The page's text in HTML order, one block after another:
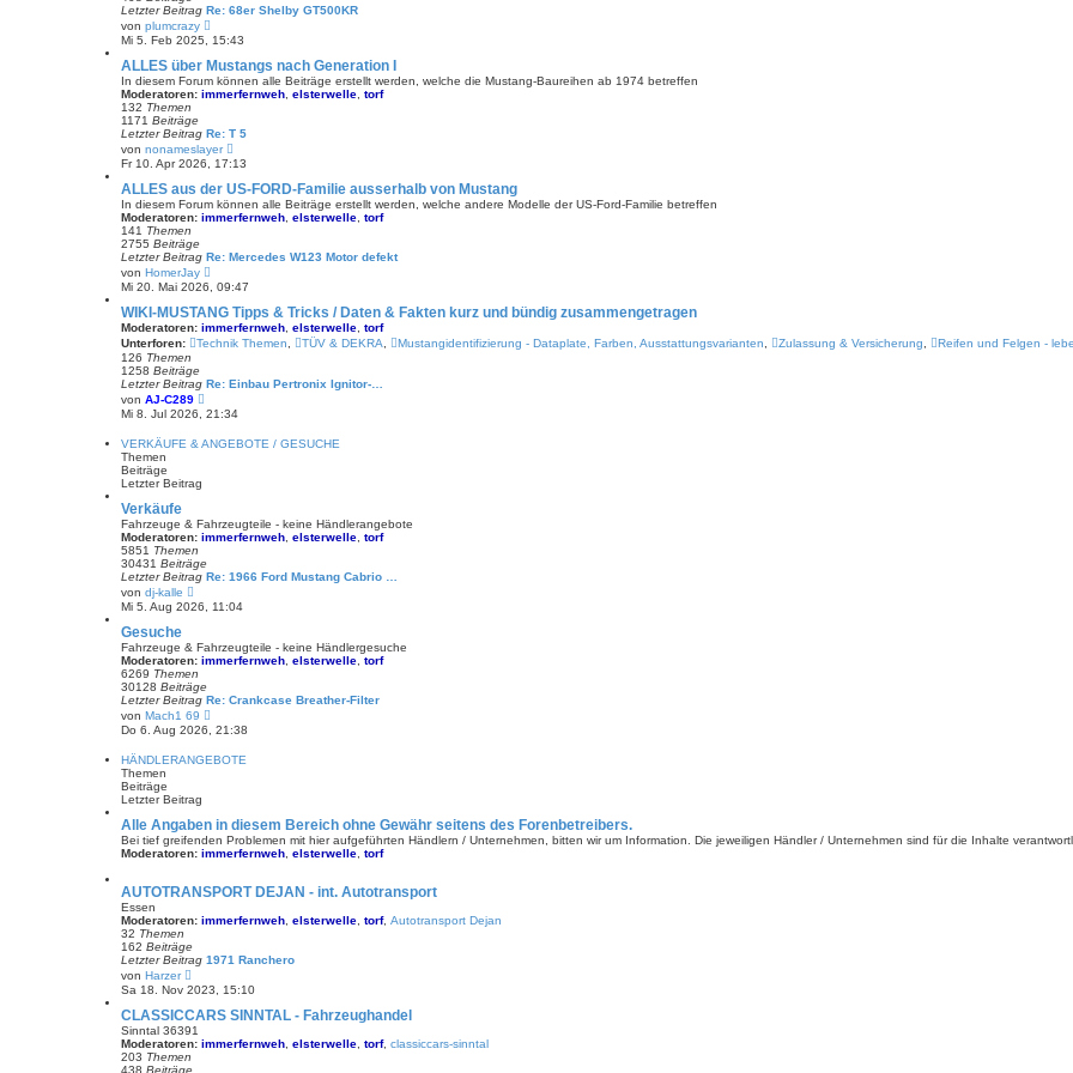
g
Letzter Beitrag Re: 68er Shelby GT500KR
von plumcrazy
e
u
e
s
t
e
B
e
i
a
g
Mi 5. Feb 2025, 15:43
ALLES über Mustangs nach Generation I
In diesem Forum können alle Beiträge erstellt werden, welche die Mustang-Baureihen ab 1974 betreffen
Moderatoren: immerfernweh elsterwelle torf
132 Themen
1171 Beiträge
Letzter Beitrag Re: T 5
von nonameslayer
e
u
e
s
t
e
B
e
t
a
g
Fr 10. Apr 2026, 17:13
ALLES aus der US-FORD-Familie ausserhalb von Mustang
In diesem Forum können alle Beiträge erstellt werden, welche andere Modelle der US-Ford-Familie betreffen
Moderatoren: immerfernweh elsterwelle torf
141 Themen
2755 Beiträge
Letzter Beitrag Re: Mercedes W123 Motor defekt
von HomerJay
u
e
s
t
e
e
t
a
Mi 20. Mai 2026, 09:47
WIKI-MUSTANG Tipps & Tricks / Daten & Fakten kurz und bündig zusammengetragen
Moderatoren: immerfernweh elsterwelle torf
Unterforen:
Technik Themen TÜV & DEKRA Mustangidentifizierung - Dataplate, Farben, Ausstattungsvarianten Zulassung & Versicherung
Reifen und Felgen -
126 Themen
1258 Beiträge
Letzter Beitrag Re: Einbau Pertronix Ignitor-…
von AJ-C289
e
u
s
i
t
a
g
Mi 8. Jul 2026, 21:34
VERKÄUFE & ANGEBOTE / GESUCHE
Themen
Beiträge
Letzter Beitrag
Verkäufe
Fahrzeuge & Fahrzeugteile - keine Händlerangebote
Moderatoren: immerfernweh elsterwelle torf
5851 Themen
30431 Beiträge
Letzter Beitrag Re: 1966 Ford Mustang Cabrio …
von dj-kalle
e
u
s
e
r
B
e
i
t
a
Mi 5. Aug 2026, 11:04
Gesuche
Fahrzeuge & Fahrzeugteile - keine Händlergesuche
Moderatoren: immerfernweh elsterwelle torf
6269 Themen
30128 Beiträge
Letzter Beitrag Re: Crankcase Breather-Filter
von Mach1 69
e
u
s
B
e
i
t
g
Do 6. Aug 2026, 21:38
HÄNDLERANGEBOTE
Themen
Beiträge
Letzter Beitrag
Alle Angaben in diesem Bereich ohne Gewähr seitens des Forenbetreibers.
Bei tief greifenden Problemen mit hier aufgeführten Händlern / Unternehmen, bitten wir um Information. Die jeweiligen Händler / Unternehmen sind für die Inhalte
Moderatoren: immerfernweh elsterwelle torf
AUTOTRANSPORT DEJAN - int. Autotransport
Essen
Moderatoren: immerfernweh elsterwelle torf, Autotransport Dejan
32 Themen
162 Beiträge
Letzter Beitrag 1971 Ranchero
von Harzer
e
u
e
s
t
e
Sa 18. Nov 2023, 15:10
CLASSICCARS SINNTAL - Fahrzeughandel
Sinntal 36391
Moderatoren: immerfernweh elsterwelle torf, classiccars-sinntal
203 Themen
438 Beiträge